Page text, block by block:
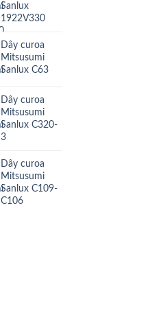
Sanlux
1922V330
Dây curoa
Mitsusumi
Sanlux C63
Dây curoa
Mitsusumi
Sanlux C320-
3
Dây curoa
Mitsusumi
Sanlux C109-
C106